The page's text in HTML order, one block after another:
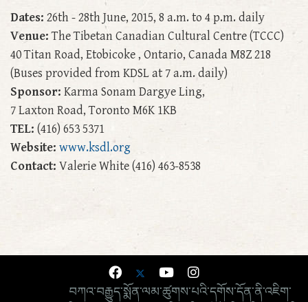
Dates: 26th - 28th June, 2015, 8 a.m. to 4 p.m. daily
Venue:The Tibetan Canadian Cultural Centre (TCCC)
40 Titan Road, Etobicoke , Ontario, Canada M8Z 218
(Buses provided from KDSL at 7 a.m. daily)
Sponsor: Karma Sonam Dargye Ling,
7 Laxton Road, Toronto M6K 1KB
TEL: (416) 653 5371
Website: www.ksdl.org
Contact: Valerie White (416) 463-8538
བཀའ་བརྒྱུད་སྨོན་ལམ་ཚུགས་པའི་དགོས་དོན་ནི་འཇིག་